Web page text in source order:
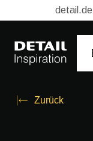
detail.de
Zurück